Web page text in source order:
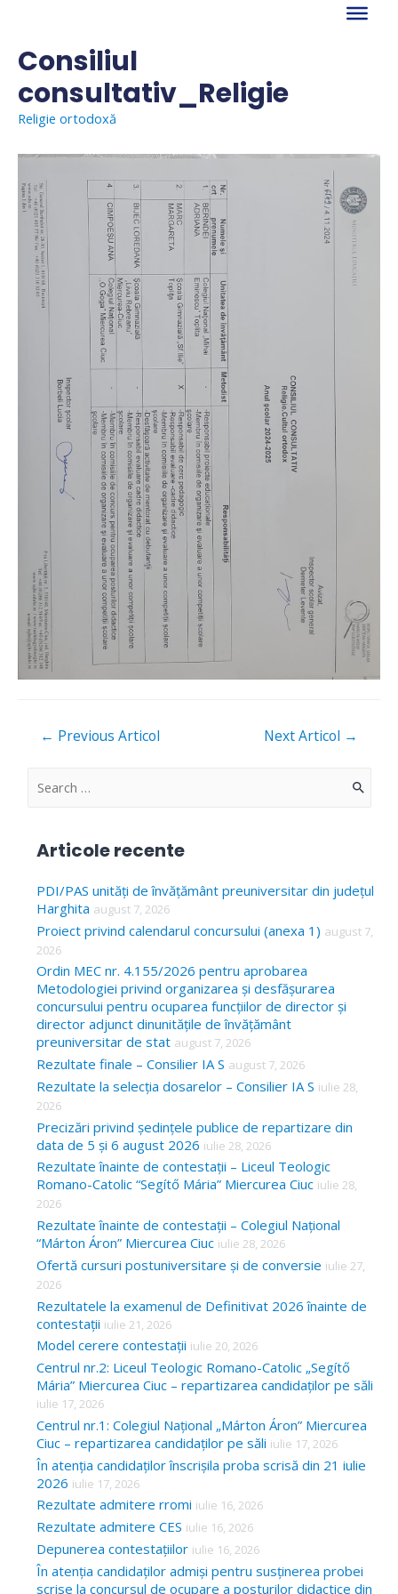
contentConsiliul
consultativ_Religie
Religie ortodoxă
Navigare
← Previous Articol Next Articol →
S
c
h
f
o
r
Articole recente
PDI/PAS unități de învățământ preuniversitar din județul
Harghita august 7, 2026
Proiect privind calendarul concursului (anexa 1) august 7,
2026
Ordin MEC nr. 4.155/2026 pentru aprobarea
Metodologiei privind organizarea și desfășurarea
concursului pentru ocuparea funcțiilor de director și
director adjunct dinunitățile de învățământ
preuniversitar de stat august 7, 2026
Rezultate finale – Consilier IA S august 7, 2026
Rezultate la selecția dosarelor – Consilier IA S iulie 28,
2026
Precizări privind ședințele publice de repartizare din
data de 5 și 6 august 2026 iulie 28, 2026
Rezultate înainte de contestații – Liceul Teologic
Romano-Catolic “Segítő Mária” Miercurea Ciuc iulie 28,
2026
Rezultate înainte de contestații – Colegiul Național
“Márton Áron” Miercurea Ciuc iulie 28, 2026
Ofertă cursuri postuniversitare și de conversie iulie 27,
2026
Rezultatele la examenul de Definitivat 2026 înainte de
contestații iulie 21, 2026
Model cerere contestații iulie 20, 2026
Centrul nr.2: Liceul Teologic Romano-Catolic „Segítő
Mária” Miercurea Ciuc – repartizarea candidaților pe săli
iulie 17, 2026
Centrul nr.1: Colegiul Național „Márton Áron” Miercurea
Ciuc – repartizarea candidaților pe săli iulie 17, 2026
În atenția candidaților înscrișila proba scrisă din 21 iulie
2026 iulie 17, 2026
Rezultate admitere rromi iulie 16, 2026
Rezultate admitere CES iulie 16, 2026
Depunerea contestațiilor iulie 16, 2026
În atenția candidaților admiși pentru susținerea probei
scrise la concursul de ocupare a posturilor didactice din